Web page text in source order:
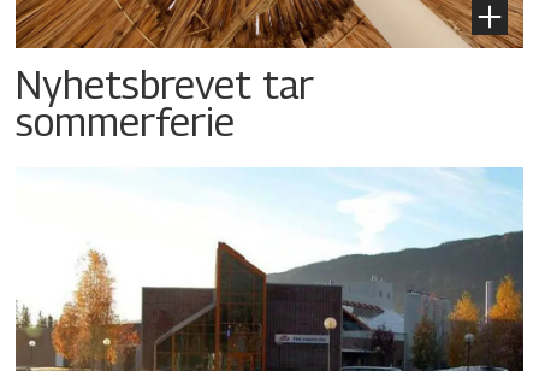
Nyhetsbrevet tar
sommerferie